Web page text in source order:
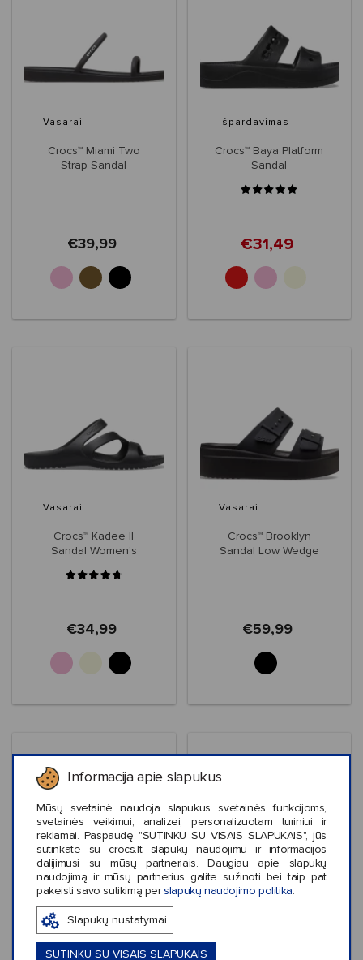
Informacija apie slapukus
Mūsų svetainė naudoja slapukus svetainės funkcijoms,
svetainės veikimui, analizei, personalizuotam turiniui ir
reklamai. Paspaudę "SUTINKU SU VISAIS SLAPUKAIS", jūs
sutinkate su crocs.lt slapukų naudojimu ir informacijos
dalijimusi su mūsų partneriais. Daugiau apie slapukų
naudojimą ir mūsų partnerius galite sužinoti bei taip pat
pakeisti savo sutikimą per slapukų naudojimo politika
Slapukų nustatymai
SUTINKU SU VISAIS SLAPUKAIS
Vasarai
Crocs™ Miami Two
Strap Sandal
€39,99
Išpardavimas
Crocs™ Baya Platform
Sandal
€31,49
Vasarai
Crocs™ Kadee II
Sandal Women's
€34,99
Vasarai
Crocs™ Brooklyn
Sandal Low Wedge
€59,99
Išpardavimas
Crocs™ Brooklyn
Sandal Low Wedge
Women's
Išpardavimas